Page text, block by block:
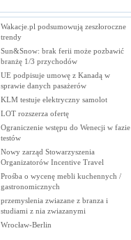
Wakacje.pl podsumowują zeszłoroczne
trendy
Sun&Snow: brak ferii może pozbawić
branżę 1/3 przychodów
UE podpisuje umowę z Kanadą w
sprawie danych pasażerów
KLM testuje elektryczny samolot
LOT rozszerza ofertę
Ograniczenie wstępu do Wenecji w fazie
testów
Nowy zarząd Stowarzyszenia
Organizatorów Incentive Travel
Prośba o wycenę mebli kuchennych /
gastronomicznych
przemyslenia zwiazane z branza i
studiami z nia zwiazanymi
Wrocław-Berlin